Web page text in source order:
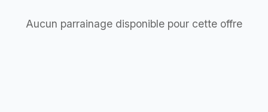
Aucun parrainage disponible pour cette offre